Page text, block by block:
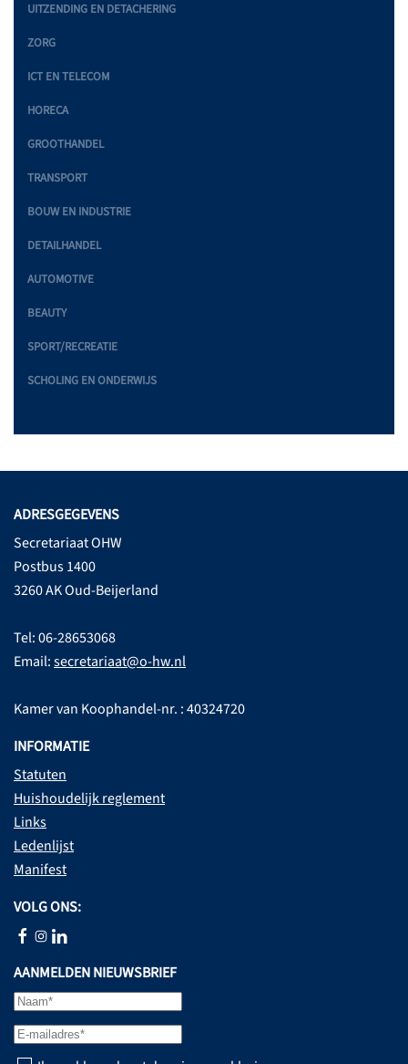
UITZENDING EN DETACHERING
ZORG
ICT EN TELECOM
HORECA
GROOTHANDEL
TRANSPORT
BOUW EN INDUSTRIE
DETAILHANDEL
AUTOMOTIVE
BEAUTY
SPORT/RECREATIE
SCHOLING EN ONDERWIJS
ADRESGEGEVENS
Secretariaat OHW
Postbus 1400
3260 AK Oud-Beijerland
Tel: 06-28653068
Email:secretariaat@o-hw.nl
Kamer van Koophandel-nr. : 40324720
INFORMATIE
Statuten
Huishoudelijk reglement
Links
Ledenlijst
Manifest
VOLG ONS:
AANMELDEN NIEUWSBRIEF